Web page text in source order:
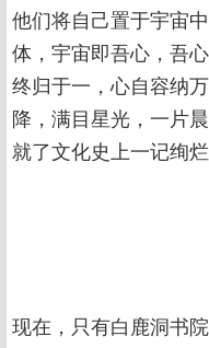
他们将自己置于宇宙
体，宇宙即吾心，吾
终归于一，心自容纳
降，满目星光，一片
就了文化史上一记绚烂
现在，只有白鹿洞书